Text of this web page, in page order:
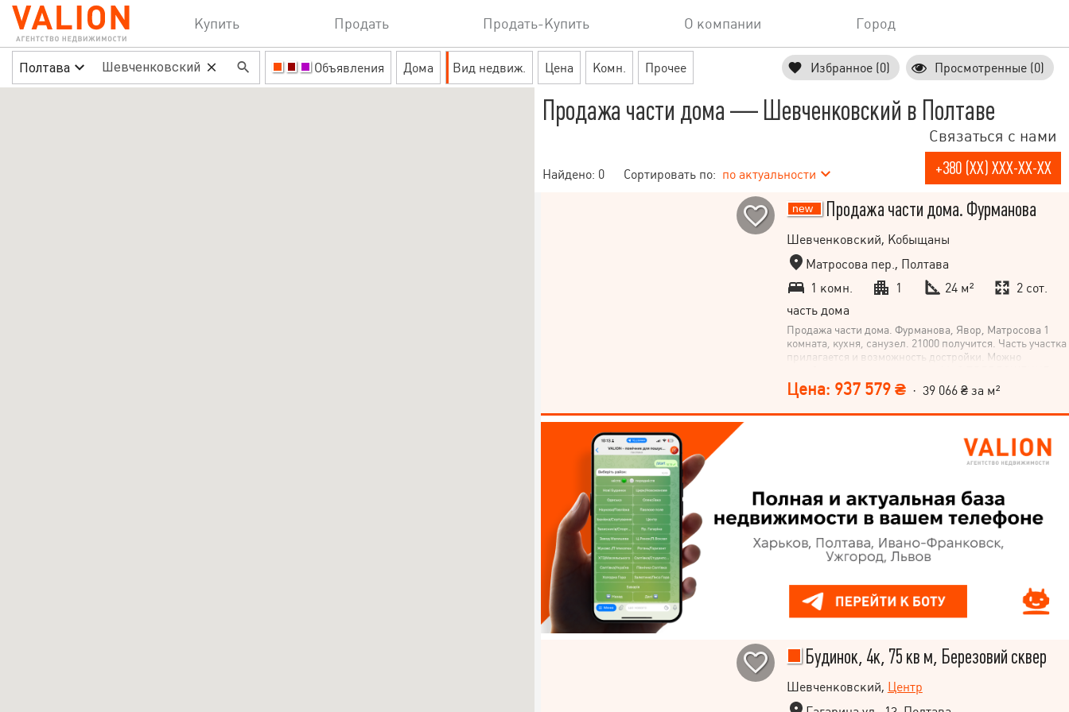
Купить Продать Продать-Купить О компании Город
Полтава Объявления Дома Вид недвиж. Цена Комн. Прочее Избранное (0) Просмотренные (0)
Продажа части дома — Шевченковский в Полтаве
Найдено: 0 Сортировать по: по актуальности
Связаться с нами
+380 (XX) XXX-XX-XX
Продажа части дома. Фурманова
Шевченковский, Кобыщаны
Матросова пер., Полтава
1 комн.
1 24 м²
2 сот.
часть дома
Продажа части дома. Фурманова, Явор, Матросова 1
комната, кухня, санузел. 21000 получится. Часть участка
прилагается и возможность достройки. Можно
СРОЧНОЕ!!!!
Цена: 937 579 ₴· 39 066 ₴ за м²
Будинок, 4к, 75 кв м, Березовий сквер
Шевченковский, Центр